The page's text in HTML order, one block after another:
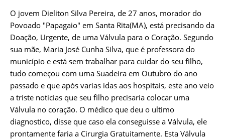
O jovem Dieliton Silva Pereira, de 27 anos, morador do
Povoado "Papagaio" em Santa Rita(MA), está precisando da
Doação, Urgente, de uma Válvula para o Coração. Segundo
sua mãe, Maria José Cunha Silva, que é professora do
município e está sem trabalhar para cuidar do seu filho,
tudo começou com uma Suadeira em Outubro do ano
passado e que após varias idas aos hospitais, este ano veio
a triste noticias que seu filho precisaria colocar uma
Válvula no coração. O médico que deu o ultimo
diagnostico, disse que caso ela conseguisse a Válvula, ele
prontamente faria a Cirurgia Gratuitamente. Esta Válvula